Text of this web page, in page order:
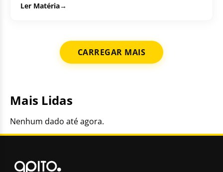
Ler Matéria→
CARREGAR MAIS
Mais Lidas
Nenhum dado até agora.